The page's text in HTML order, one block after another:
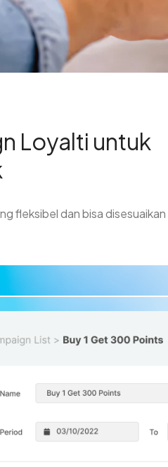
Loyalti untuk
fleksibel dan bisa disesuaikan